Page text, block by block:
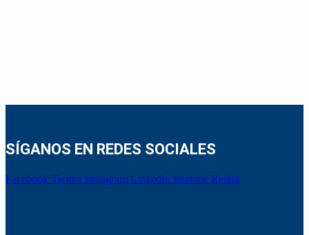
SÍGANOS EN REDES SOCIALES
Facebook Twitter Instagram Linkedin Youtube Reddit